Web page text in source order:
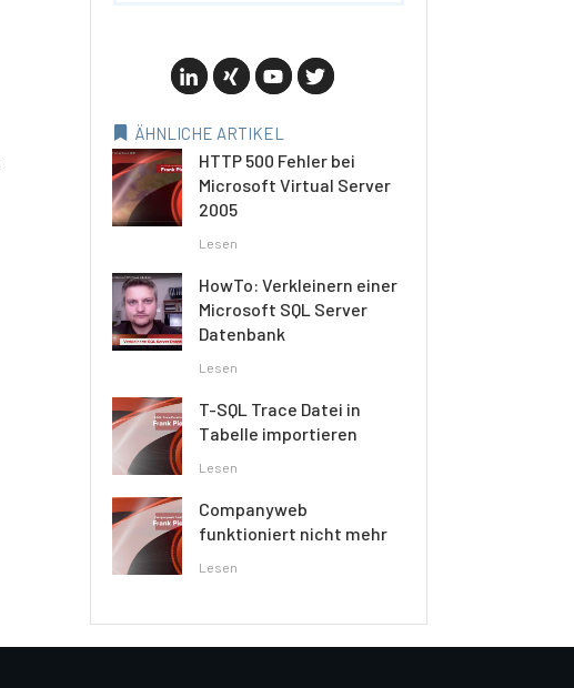
ÄHNLICHE ARTIKEL
HTTP 500 Fehler bei
Microsoft Virtual Server
2005
Lesen
HowTo: Verkleinern einer
Microsoft SQL Server
Datenbank
Lesen
T-SQL Trace Datei in
Tabelle importieren
Lesen
Companyweb
funktioniert nicht mehr
Lesen